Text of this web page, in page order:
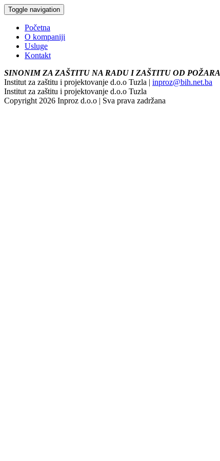
Toggle navigation
Početna
O kompaniji
Usluge
Kontakt
SINONIM ZA ZAŠTITU NA RADU I ZAŠTITU OD POŽARA
Institut za zaštitu i projektovanje d.o.o Tuzla | inproz@bih.net.ba
Institut za zaštitu i projektovanje d.o.o Tuzla
Copyright 2026 Inproz d.o.o | Sva prava zadržana